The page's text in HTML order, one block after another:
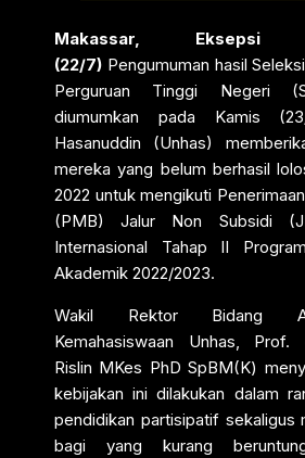
Makassar,
(22/7) Pengumuman hasil
Perguruan Tinggi Negeri
diumumkan pada Kamis
Hasanuddin (Unhas)
mereka yang belum berhasil
2022 untuk mengikuti
(PMB) Jalur Non Subsidi
Internasional Tahap II
Akademik 2022/2023.
Wakil Rektor Bidang
Kemahasiswaan Unhas, Prof.
Rislin MKes PhD SpBM(K)
kebijakan ini dilakukan dalam
pendidikan partisipatif sekaligus
bagi yang kurang